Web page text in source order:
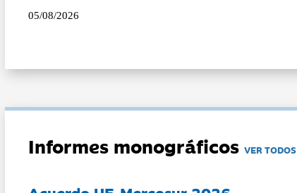
05/08/2026
Informes monográficosVER TODOS